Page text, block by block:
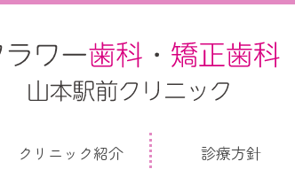
クリニック紹介 診療方針